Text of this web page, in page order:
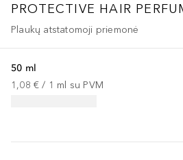
PROTECTIVE HAIR
Plaukų atstatomoji priemonė
50 ml
1,08 € / 1 ml su PVM